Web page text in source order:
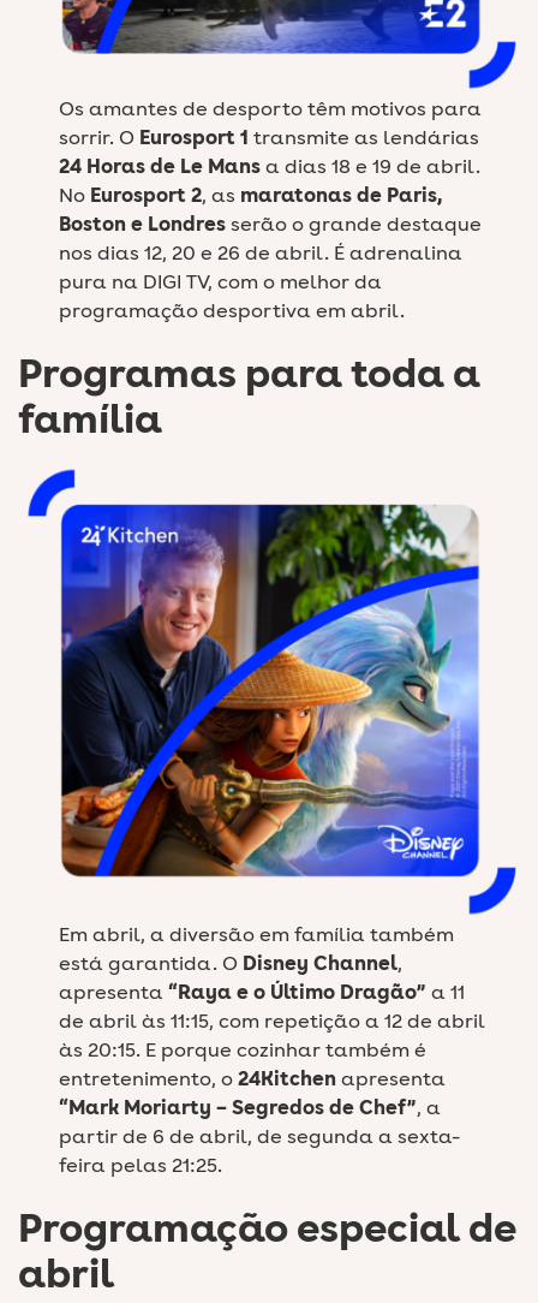
Os amantes de desporto têm motivos para
sorrir. O Eurosport 1 transmite as lendárias
24 Horas de Le Mansa dias 18 e 19 de abril.
No Eurosport 2, as maratonas de Paris,
Boston e Londresserão o grande destaque
nos dias 12, 20 e 26 de abril. É adrenalina
pura na DIGI TV, com o melhor da
programação desportiva em abril.
Programas para toda a
família
Em abril, a diversão em família também
está garantida. O Disney Channel,
apresenta“Raya e o Último Dragão” a 11
de abril às 11:15, com repetição a 12 de abril
às 20:15. E porque cozinhar também é
entretenimento, o24Kitchen apresenta
“Mark Moriarty – Segredos de Chef”, a
partir de 6 de abril, de segunda a sexta-
feira pelas 21:25.
Programação especial de
abril